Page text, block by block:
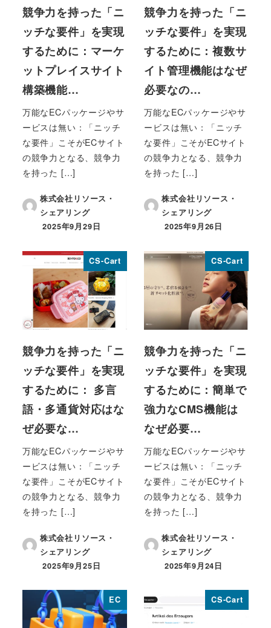
競争力を持った「ニ
ッチな要件」を実現
するために：マーケ
ットプレイスサイト
構築機能…
万能なECパッケージやサ
ービスは無い：「ニッチ
な要件」こそがECサイト
の競争力となる、競争力
を持った […]
株式会社リソース・
シェアリング
投稿日
2025年9月29日
競争力を持った「ニ
ッチな要件」を実現
するために：複数サ
イト管理機能はなぜ
必要なの…
万能なECパッケージやサ
ービスは無い：「ニッチ
な要件」こそがECサイト
の競争力となる、競争力
を持った […]
株式会社リソース・
シェアリング
投稿日
2025年9月26日
CS-Cart
競争力を持った「ニ
ッチな要件」を実現
するために： 多言
語・多通貨対応はな
ぜ必要な…
万能なECパッケージやサ
ービスは無い：「ニッチ
な要件」こそがECサイト
の競争力となる、競争力
を持った […]
株式会社リソース・
シェアリング
投稿日
2025年9月25日
CS-Cart
競争力を持った「ニ
ッチな要件」を実現
するために：簡単で
強力なCMS機能は
なぜ必要…
万能なECパッケージやサ
ービスは無い：「ニッチ
な要件」こそがECサイト
の競争力となる、競争力
を持った […]
株式会社リソース・
シェアリング
投稿日
2025年9月24日
EC CS-Cart